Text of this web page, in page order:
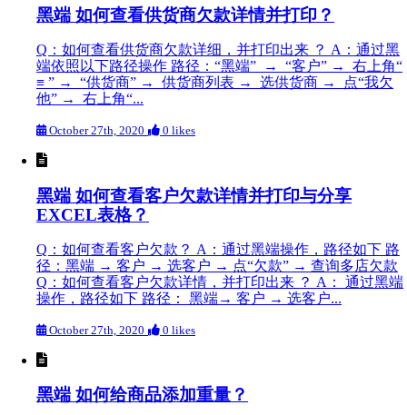
黑端 如何查看供货商欠款详情并打印？
Q：如何查看供货商欠款详细，并打印出来 ？ A：通过黑
端依照以下路径操作 路径：“黑端” → “客户” → 右上角“
≡ ” → “供货商” → 供货商列表 → 选供货商 → 点“我欠
他” → 右上角“...
October 27th, 2020 0 likes
黑端 如何查看客户欠款详情并打印与分享
EXCEL表格？
Q：如何查看客户欠款？ A：通过黑端操作，路径如下 路
径：黑端 → 客户 → 选客户 → 点“欠款” → 查询多店欠款
Q：如何查看客户欠款详情，并打印出来 ？ A： 通过黑端
操作，路径如下 路径： 黑端→ 客户 → 选客户...
October 27th, 2020 0 likes
黑端 如何给商品添加重量？